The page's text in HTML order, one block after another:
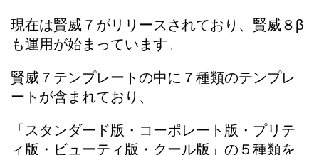
現在は賢威７がリリースされており、賢威８β
も運用が始まっています。
賢威７テンプレートの中に７種類のテンプレ
ートが含まれており、
「スタンダード版・コーポレート版・プリテ
ィ版・ビューティ版・クール版」の５種類を